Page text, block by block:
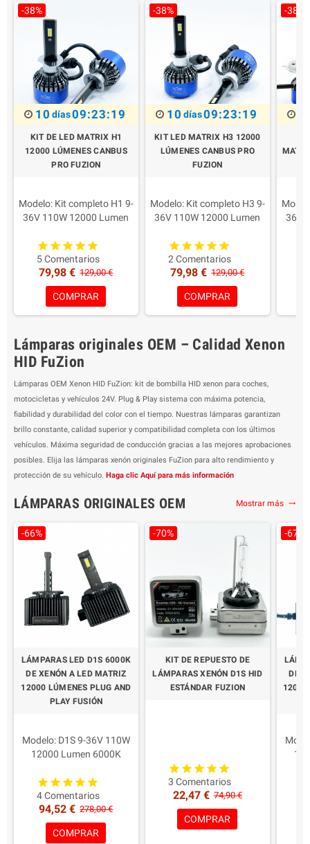
-38%
10 días09:23:18
KIT DE LED MATRIX H1
12000 LÚMENES CANBUS
PRO FUZION
Modelo: Kit completo H1 9-
36V 110W 12000 Lumen
Potencia para la lámpara:
55W 6000 Lumens Real
Características principales:
Led con máxima
profundidad
Compatibilidad: Faros y
Color: blanco 6000K
Ventajas: Más luz en todas
las condiciones de
carretera/clima
Embalaje: 2 lámparas
Garantía 2 Años
Duración hasta 15 años
5 Comentarios
79,98 € 129,00 €
COMPRAR
-38%
10 días09:23:18
KIT LED MATRIX H3 12000
LÚMENES CANBUS PRO
FUZION
Modelo: Kit completo H3 9-
36V 110W 12000 Lumen
Potencia para la lámpara:
55W 6000 Lumens Real
Características principales:
Led con máxima
profundidad
Compatibilidad: Faros y
Color: blanco 6000K
carretera/clima
Embalaje: 2 lámparas
Garantía 2 Años
Duración hasta 15 años
2 Comentarios
79,98 € 129,00 €
COMPRAR
-38%
36V
Lámparas originales OEM – Calidad Xenon
HID FuZion
Lámparas OEM Xenon HID FuZion: kit de bombilla HID xenon para coches,
motocicletas y vehículos 24V. Plug & Play sistema con máxima potencia,
fiabilidad y durabilidad del color con el tiempo. Nuestras lámparas garantizan
brillo constante, calidad superior y compatibilidad completa con los últimos
vehículos. Máxima seguridad de conducción gracias a las mejores aprobaciones
posibles. Elija las lámparas xenón originales FuZion para alto rendimiento y
protección de su vehículo. Haga clic Aquí para más información
LÁMPARAS ORIGINALES OEM Mostrar más trending_flat
-66%
LÁMPARAS LED D1S 6000K
DE XENÓN A LED MATRIZ
12000 LÚMENES PLUG AND
PLAY FUSIÓN
Modelo: D1S 9-36V 110W
12000 Lumen 6000K
Potencia para la lámpara:
55W 6000 Lumens Real
Características principales:
Led con máxima
profundidad
4 Comentarios
94,52 € 278,00 €
COMPRAR
-70%
KIT DE REPUESTO DE
LÁMPARAS XENÓN D1S HID
ESTÁNDAR FUZION
12V 35/55W
Colorear en la elección!
Garantía: 1 año
3 Comentarios
22,47 € 74,90 €
COMPRAR
-67%
DE
12000